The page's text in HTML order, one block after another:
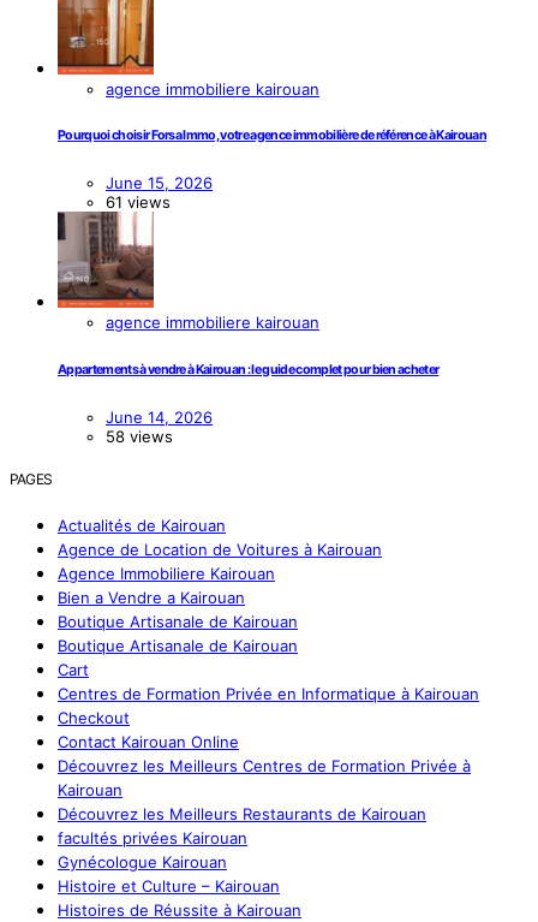
agence immobiliere kairouan
Pourquoi choisir Forsa Immo, votre agence immobilière de référence à Kairouan
June 15, 2026
61 views
agence immobiliere kairouan
Appartements à vendre à Kairouan : le guide complet pour bien acheter
June 14, 2026
58 views
PAGES
Actualités de Kairouan
Agence de Location de Voitures à Kairouan
Agence Immobiliere Kairouan
Bien a Vendre a Kairouan
Boutique Artisanale de Kairouan
Boutique Artisanale de Kairouan
Cart
Centres de Formation Privée en Informatique à Kairouan
Checkout
Contact Kairouan Online
Découvrez les Meilleurs Centres de Formation Privée à
Kairouan
Découvrez les Meilleurs Restaurants de Kairouan
facultés privées Kairouan
Gynécologue Kairouan
Histoire et Culture – Kairouan
Histoires de Réussite à Kairouan